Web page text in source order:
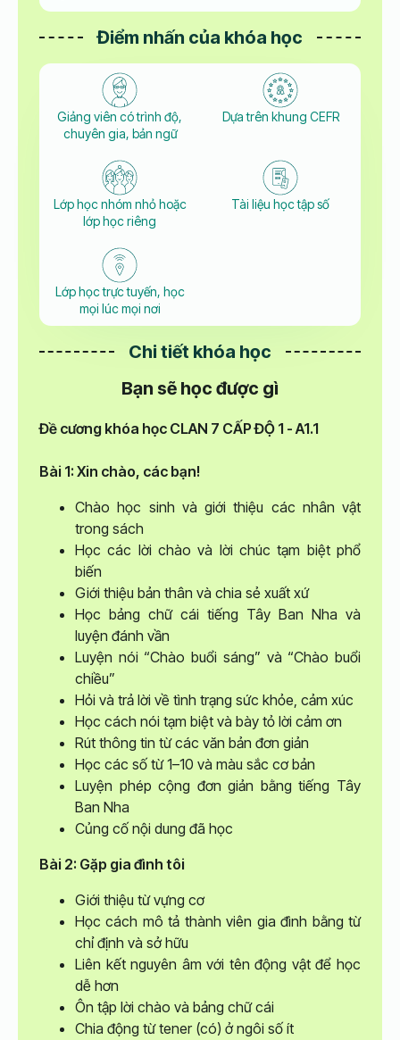
Điểm nhấn của khóa học
Giảng viên có trình độ,
chuyên gia, bản ngữ
Dựa trên khung CEFR
Lớp học nhóm nhỏ hoặc
lớp học riêng
Tài liệu học tập số
Lớp học trực tuyến, học
mọi lúc mọi nơi
Chi tiết khóa học
Bạn sẽ học được gì
Đề cương khóa học CLAN 7 CẤP ĐỘ 1 - A1.1
Bài 1: Xin chào, các bạn!
Chào học sinh và giới thiệu các nhân vật
trong sách
Học các lời chào và lời chúc tạm biệt phổ
biến
Giới thiệu bản thân và chia sẻ xuất xứ
Học bảng chữ cái tiếng Tây Ban Nha và
luyện đánh vần
Luyện nói “Chào buổi sáng” và “Chào buổi
chiều”
Hỏi và trả lời về tình trạng sức khỏe, cảm xúc
Học cách nói tạm biệt và bày tỏ lời cảm ơn
Rút thông tin từ các văn bản đơn giản
Học các số từ 1–10 và màu sắc cơ bản
Luyện phép cộng đơn giản bằng tiếng Tây
Ban Nha
Củng cố nội dung đã học
Bài 2: Gặp gia đình tôi
Giới thiệu từ vựng cơ
Học cách mô tả thành viên gia đình bằng từ
chỉ định và sở hữu
Liên kết nguyên âm với tên động vật để học
dễ hơn
Ôn tập lời chào và bảng chữ cái
Chia động từ tener (có) ở ngôi số ít